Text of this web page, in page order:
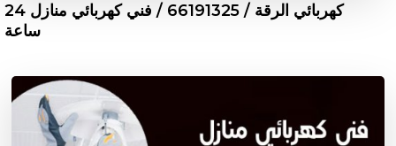
كهربائي الرقة / 66191325 / فني كهربائي منازل 24
ساعة